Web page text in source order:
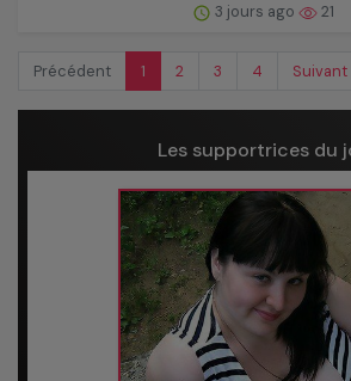
3 jours ago 21
Précédent 1 2 3 4 Suivant
Les supportrices du